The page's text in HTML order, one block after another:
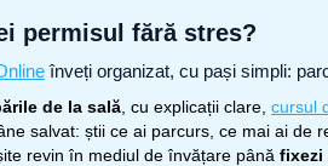
permisul fără stres?
înveți organizat, cu pași simpli:
de la sală , cu explicații clare, cursul
salvat: știi ce ai parcurs, ce mai ai de
revin în mediul de învățare până fixezi